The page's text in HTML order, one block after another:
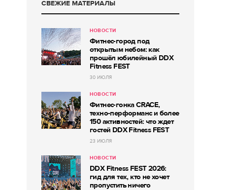
СВЕЖИЕ МАТЕРИАЛЫ
НОВОСТИ
Фитнес-город под
открытым небом: как
прошёл юбилейный DDX
Fitness FEST
30 ИЮЛЯ
НОВОСТИ
Фитнес-гонка CRACE,
техно-перформанс и более
150 активностей: что ждет
гостей DDX Fitness FEST
23 ИЮЛЯ
НОВОСТИ
DDX Fitness FEST 2026:
гид для тех, кто не хочет
пропустить ничего